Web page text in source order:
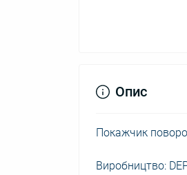
Опис
Покажчик
Виробництво: